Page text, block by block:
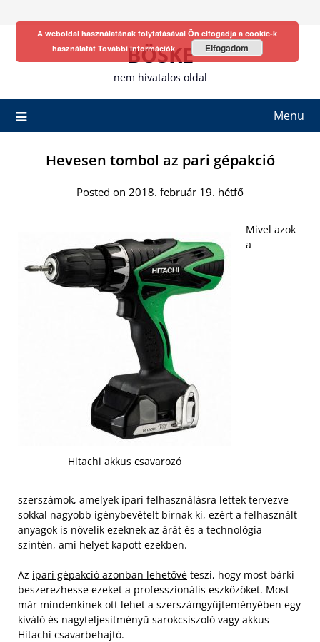
BÖSKE
nem hivatalos oldal
Menu
Hevesen tombol az pari gépakció
Posted on 2018. február 19. hétfő
Hitachi akkus csavarozó
Mivel azok
a
szerszámok, amelyek ipari felhasználásra lettek tervezve
sokkal nagyobb igénybevételt bírnak ki, ezért a felhasznált
anyagok is növelik ezeknek az árát és a technológia
szintén, ami helyet kapott ezekben.
Az ipari gépakció azonban lehetővé teszi, hogy most bárki
beszerezhesse ezeket a professzionális eszközöket. Most
már mindenkinek ott lehet a szerszámgyűjteményében egy
kiváló és nagyteljesítményű sarokcsiszoló vagy akkus
Hitachi csavarbehajtó.
A weboldal használatának folytatásával Ön elfogadja a cookie-k
használatát További információk Elfogadom